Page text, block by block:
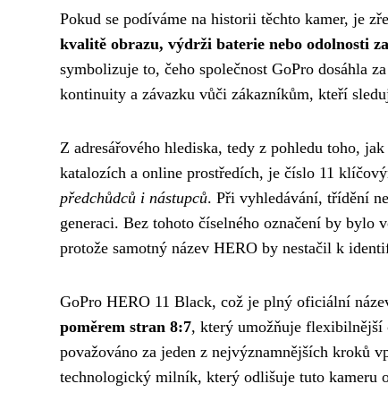
Pokud se podíváme na historii těchto kamer, je
kvalitě obrazu, výdrži baterie nebo odolnosti
symbolizuje to, čeho společnost GoPro dosáhla
kontinuity a závazku vůči zákazníkům, kteří
Z adresářového hlediska, tedy z pohledu toho,
katalozích a online prostředích, je číslo 11
předchůdců i nástupců. Při vyhledávání, třídění
generaci. Bez tohoto číselného označení by bylo
protože samotný název HERO by nestačil k
GoPro HERO 11 Black, což je plný oficiální
poměrem stran 8:7, který umožňuje flexibilnější
považováno za jeden z nejvýznamnějších kroků
technologický milník, který odlišuje tuto kameru